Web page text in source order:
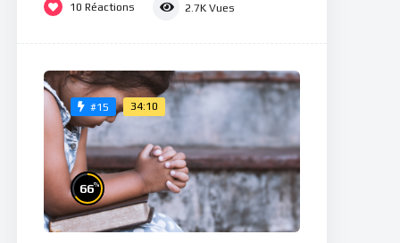
10 Réactions 2.7K Vues
#15 34:10
66%